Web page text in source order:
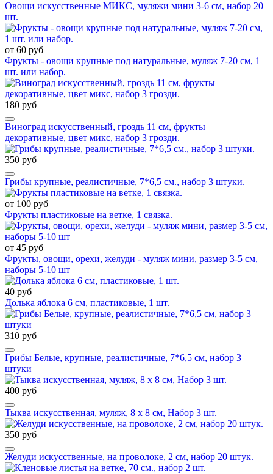
Овощи искусственные МИКС, муляжи мини 3-6 см, набор 20
шт.
от 60 руб
Фрукты - овощи крупные под натуральные, муляж 7-20 см, 1
шт. или набор.
180 руб
Виноград искусственный, гроздь 11 см, фрукты
декоративные, цвет микс, набор 3 грозди.
350 руб
Грибы крупные, реалистичные, 7*6,5 см., набор 3 штуки.
от 100 руб
Фрукты пластиковые на ветке, 1 связка.
от 45 руб
Фрукты, овощи, орехи, желуди - муляж мини, размер 3-5 см,
наборы 5-10 шт
40 руб
Долька яблока 6 см, пластиковые, 1 шт.
310 руб
Грибы Белые, крупные, реалистичные, 7*6,5 см, набор 3
штуки
400 руб
Тыква искусственная, муляж, 8 х 8 см, Набор 3 шт.
350 руб
Желуди искусственные, на проволоке, 2 см, набор 20 штук.